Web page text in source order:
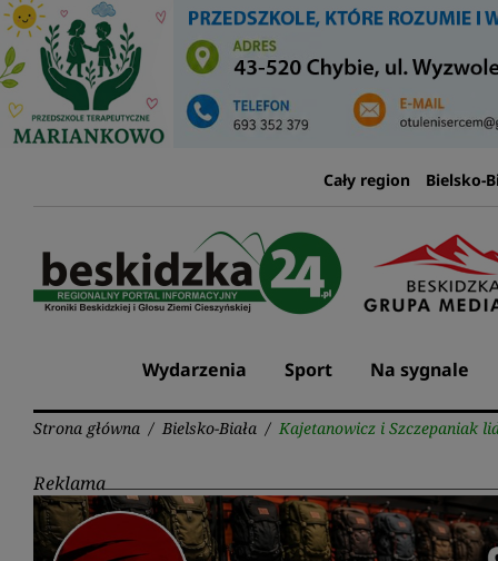
Przejdź
do
treści
Cały region Bielsko-
Wydarzenia Sport Na sygnale
Strona główna / Bielsko-Biała / Kajetanowicz i Szczepaniak
Reklama